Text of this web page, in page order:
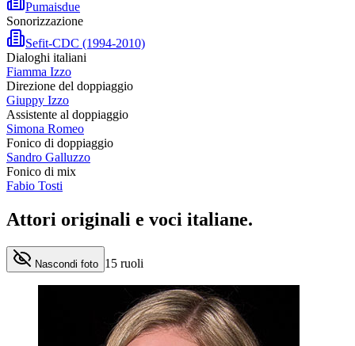
Pumaisdue
Sonorizzazione
Sefit-CDC (1994-2010)
Dialoghi italiani
Fiamma Izzo
Direzione del doppiaggio
Giuppy Izzo
Assistente al doppiaggio
Simona Romeo
Fonico di doppiaggio
Sandro Galluzzo
Fonico di mix
Fabio Tosti
Attori originali e voci italiane.
Nascondi foto 15 ruoli